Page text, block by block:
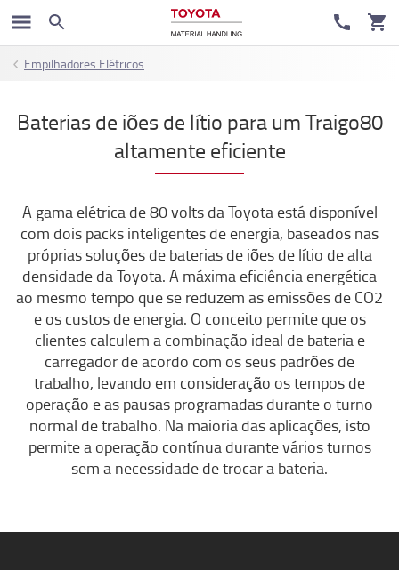
Empilhadores Elétricos
Baterias de iões de lítio para um Traigo80
altamente eficiente
A gama elétrica de 80 volts da Toyota está disponível
com dois packs inteligentes de energia, baseados nas
próprias soluções de baterias de iões de lítio de alta
densidade da Toyota. A máxima eficiência energética
ao mesmo tempo que se reduzem as emissões de CO2
e os custos de energia. O conceito permite que os
clientes calculem a combinação ideal de bateria e
carregador de acordo com os seus padrões de
trabalho, levando em consideração os tempos de
operação e as pausas programadas durante o turno
normal de trabalho. Na maioria das aplicações, isto
permite a operação contínua durante vários turnos
sem a necessidade de trocar a bateria.